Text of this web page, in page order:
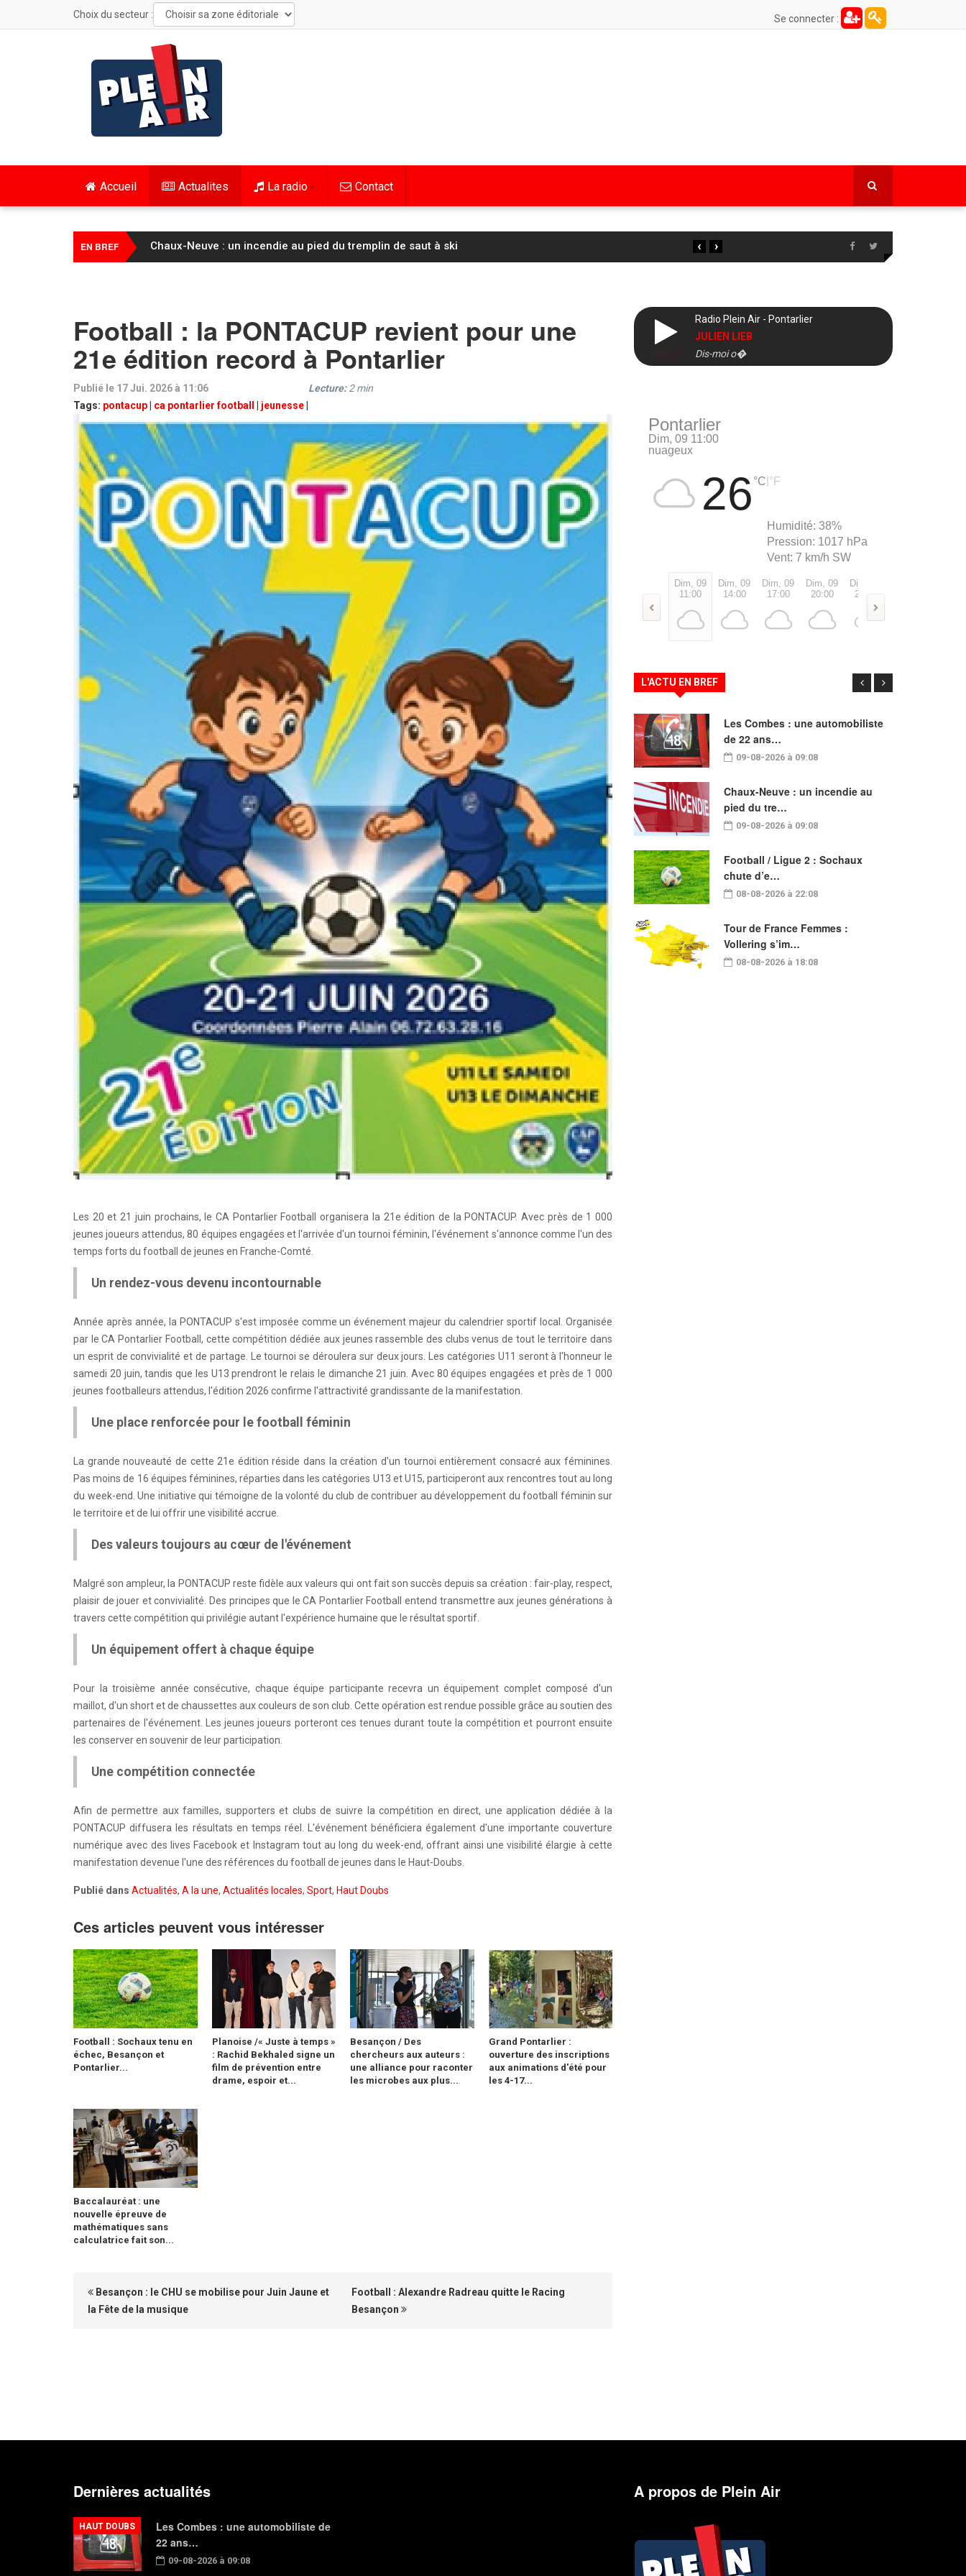
Choix du secteur : Se connecter :
Accueil Actualites La radio Contact
EN BREF Chaux-Neuve : un incendie au pied du tremplin de saut à ski ›
‹
Football : la PONTACUP revient pour une
21e édition record à Pontarlier
Publié le 17 Jui. 2026 à 11:06
Tags: pontacup ca pontarlier football jeunesse
Lecture: 2min
Les 20 et 21 juin prochains, le CA Pontarlier Football organisera la 21e édition de la PONTACUP. Avec près de 1 000
jeunes joueurs attendus, 80 équipes engagées et l'arrivée d'un tournoi féminin, l'événement s'annonce comme l'un des
temps forts du football de jeunes en Franche-Comté.
Un rendez-vous devenu incontournable
Année après année, la PONTACUP s'est imposée comme un événement majeur du calendrier sportif local. Organisée
par le CA Pontarlier Football, cette compétition dédiée aux jeunes rassemble des clubs venus de tout le territoire dans
un esprit de convivialité et de partage. Le tournoi se déroulera sur deux jours. Les catégories U11 seront à l'honneur le
samedi 20 juin, tandis que les U13 prendront le relais le dimanche 21 juin. Avec 80 équipes engagées et près de 1 000
jeunes footballeurs attendus, l'édition 2026 confirme l'attractivité grandissante de la manifestation.
Une place renforcée pour le football féminin
La grande nouveauté de cette 21e édition réside dans la création d'un tournoi entièrement consacré aux féminines.
Pas moins de 16 équipes féminines, réparties dans les catégories U13 et U15, participeront aux rencontres tout au long
du week-end. Une initiative qui témoigne de la volonté du club de contribuer au développement du football féminin sur
le territoire et de lui offrir une visibilité accrue.
Des valeurs toujours au cœur de l'événement
Malgré son ampleur, la PONTACUP reste fidèle aux valeurs qui ont fait son succès depuis sa création : fair-play, respect,
plaisir de jouer et convivialité. Des principes que le CA Pontarlier Football entend transmettre aux jeunes générations à
travers cette compétition qui privilégie autant l'expérience humaine que le résultat sportif.
Un équipement offert à chaque équipe
Pour la troisième année consécutive, chaque équipe participante recevra un équipement complet composé d'un
maillot, d'un short et de chaussettes aux couleurs de son club. Cette opération est rendue possible grâce au soutien des
partenaires de l'événement. Les jeunes joueurs porteront ces tenues durant toute la compétition et pourront ensuite
les conserver en souvenir de leur participation.
Une compétition connectée
Afin de permettre aux familles, supporters et clubs de suivre la compétition en direct, une application dédiée à la
PONTACUP diffusera les résultats en temps réel. L'événement bénéficiera également d'une importante couverture
numérique avec des lives Facebook et Instagram tout au long du week-end, offrant ainsi une visibilité élargie à cette
manifestation devenue l'une des références du football de jeunes dans le Haut-Doubs.
Publié dans Actualités, A la une, Actualités locales, Sport, Haut Doubs
Ces articles peuvent vous intéresser
Football : Sochaux tenu en
échec, Besançon et
Pontarlier...
Planoise /« Juste à temps »
: Rachid Bekhaled signe un
film de prévention entre
drame, espoir et...
Besançon / Des
chercheurs aux auteurs :
une alliance pour raconter
les microbes aux plus...
Grand Pontarlier :
ouverture des inscriptions
aux animations d'été pour
les 4-17...
Baccalauréat : une
nouvelle épreuve de
mathématiques sans
calculatrice fait son...
Besançon : le CHU se mobilise pour Juin Jaune et
la Fête de la musique
Football : Alexandre Radreau quitte le Racing
Besançon
Radio Plein Air - Pontarlier
JULIEN LIEB
Dis-moi o�
Pontarlier
Dim, 09 11:00
nuageux
26 °C °F
Humidité: 38%
Pression: 1017 hPa
Vent: 7 km/h SW
Dim, 09
11:00
Dim, 09
14:00
Dim, 09
17:00
Dim, 09
20:00
Dim, 09
23:00
L'ACTU EN BREF
Les Combes : une automobiliste
de 22 ans…
09-08-2026 à 09:08
Chaux-Neuve : un incendie au
pied du tre…
09-08-2026 à 09:08
Football / Ligue 2 : Sochaux
chute d’e…
08-08-2026 à 22:08
Tour de France Femmes :
Vollering s’im…
08-08-2026 à 18:08
Dernières actualités
Les Combes : une automobiliste de
22 ans…
09-08-2026 à 09:08
HAUT DOUBS
A propos de Plein Air